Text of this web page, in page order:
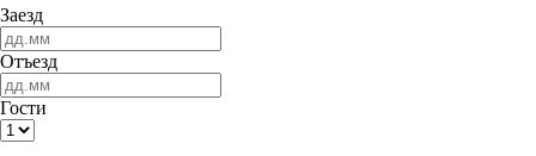
Заезд
Отъезд
Гости